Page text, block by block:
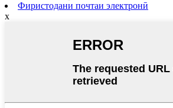
Фиристодани почтаи электронӣ
x